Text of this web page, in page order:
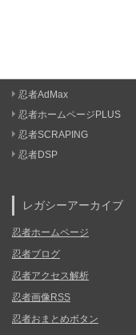
忍者AdMax
忍者ホームページPLUS
忍者SCRAPING
忍者DSP
レガシーアーカイブ
忍者ホームページ
忍者ブログ
忍者アクセス解析
忍者画像RSS
忍者おまとめボタン